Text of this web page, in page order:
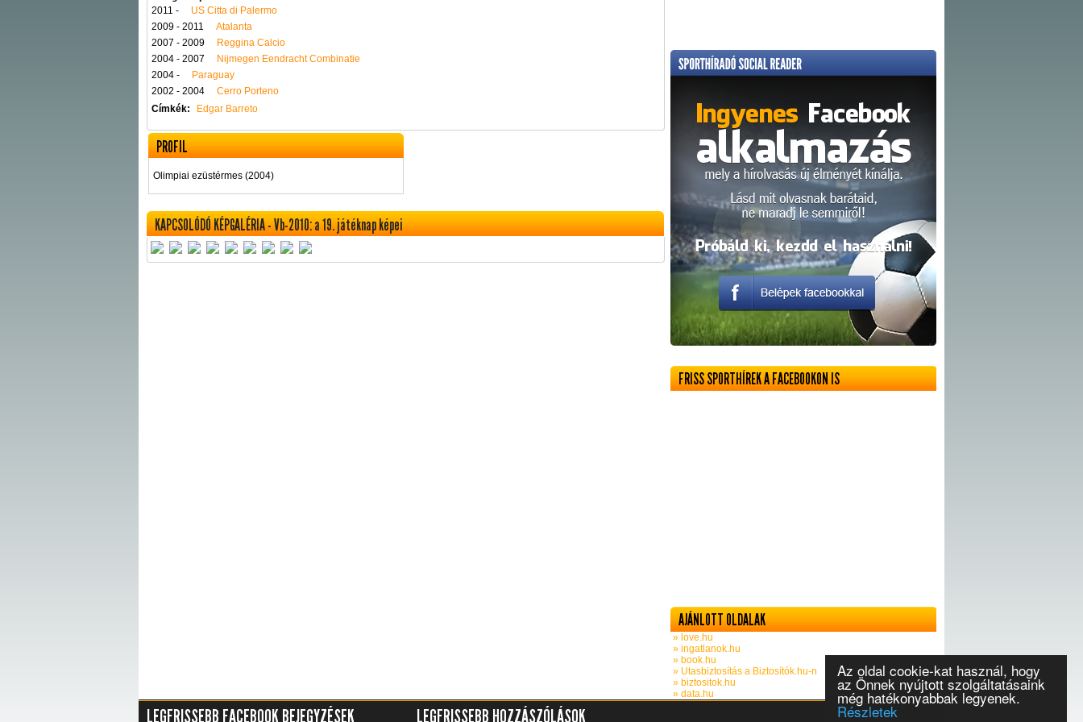
Az oldal cookie-kat használ, hogy
az Önnek nyújtott szolgáltatásaink
még hatékonyabbak legyenek.
Részletek
2011 -
US Citta di Palermo
2009 - 2011
Atalanta
2007 - 2009
Reggina Calcio
2004 - 2007
Nijmegen Eendracht Combinatie
2004 -
Paraguay
2002 - 2004
Cerro Porteno
Címkék:
Edgar Barreto
PROFIL
Olimpiai ezüstérmes (2004)
KAPCSOLÓDÓ KÉPGALÉRIA - Vb-2010: a 19. játéknap képei
FRISS SPORTHÍREK A FACEBOOKON IS
AJÁNLOTT OLDALAK
» love.hu
» ingatlanok.hu
» book.hu
» Utasbiztosítás a Biztosítók.hu-n
» biztositok.hu
» data.hu
LEGFRISSEBB FACEBOOK BEJEGYZÉSEK LEGFRISSEBB HOZZÁSZÓLÁSOK